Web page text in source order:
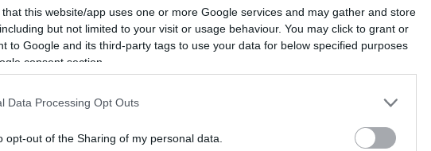
that this website/app uses one or more Google services and may gather and store
but not limited to your visit or usage behaviour. You may click to grant or
to Google and its third-party tags to use your data for below specified purposes
consent section.
Data Processing Opt Outs
opt-out of the Sharing of my personal data.